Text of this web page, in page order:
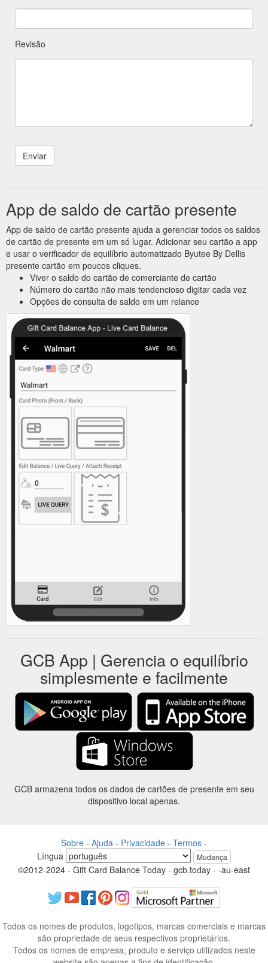
Revisão
App de saldo de cartão presente
App de saldo de cartão presente ajuda a gerenciar todos os saldos
de cartão de presente em um só lugar. Adicionar seu cartão a app
e usar o verificador de equilíbrio automatizado Byutee By Dellis
presente cartão em poucos cliques.
Viver o saldo do cartão de comerciante de cartão
Número do cartão não mais tendencioso digitar cada vez
Opções de consulta de saldo em um relance
GCB App | Gerencia o equilíbrio
simplesmente e facilmente
GCB armazena todos os dados de cartões de presente em seu
dispositivo local apenas.
Sobre - Ajuda - Privacidade - Termos -
Língua
Mudança
©2012-2024 - Gift Card Balance Today - gcb.today - -au-east
Todos os nomes de produtos, logotipos, marcas comerciais e marcas
são propriedade de seus respectivos proprietários.
Todos os nomes de empresa, produto e serviço utilizados neste